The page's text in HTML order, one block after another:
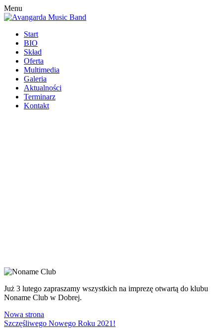
Menu
Start
BIO
Skład
Oferta
Multimedia
Galeria
Aktualności
Terminarz
Kontakt
Już 3 lutego zapraszamy wszystkich na imprezę otwartą do klubu
Noname Club w Dobrej.
Nowa strona
Szczęśliwego Nowego Roku 2021!